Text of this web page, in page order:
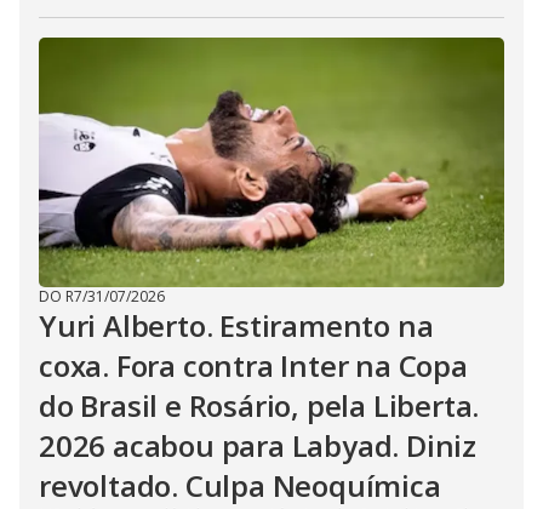
DO R7/31/07/2026
Yuri Alberto. Estiramento na
coxa. Fora contra Inter na Copa
do Brasil e Rosário, pela Liberta.
2026 acabou para Labyad. Diniz
revoltado. Culpa Neoquímica